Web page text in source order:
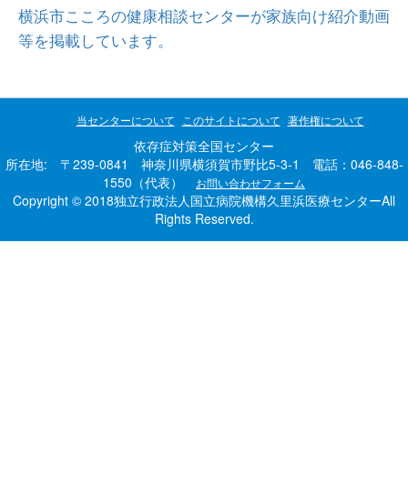
横浜市こころの健康相談センターが家族向け紹介動画
等を掲載しています。
当センターについて このサイトについて 著作権について
依存症対策全国センター
所在地: 〒239-0841 神奈川県横須賀市野比5-3-1 電話：046-848-
1550（代表）
お問い合わせフォーム
Copyright © 2018独立行政法人国立病院機構久里浜医療センターAll
Rights Reserved.